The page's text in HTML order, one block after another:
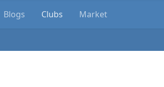
Blogs Clubs Market